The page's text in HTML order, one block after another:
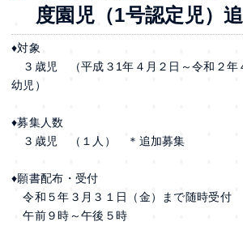
度園児（1号認定児）
♦対象
３歳児 （平成３1年４月２日～令和２年
幼児）
♦募集人数
３歳児 （１人） ＊追加募集
♦願書配布・受付
令和５年３月３１日（金）まで随時受付
午前９時～午後５時